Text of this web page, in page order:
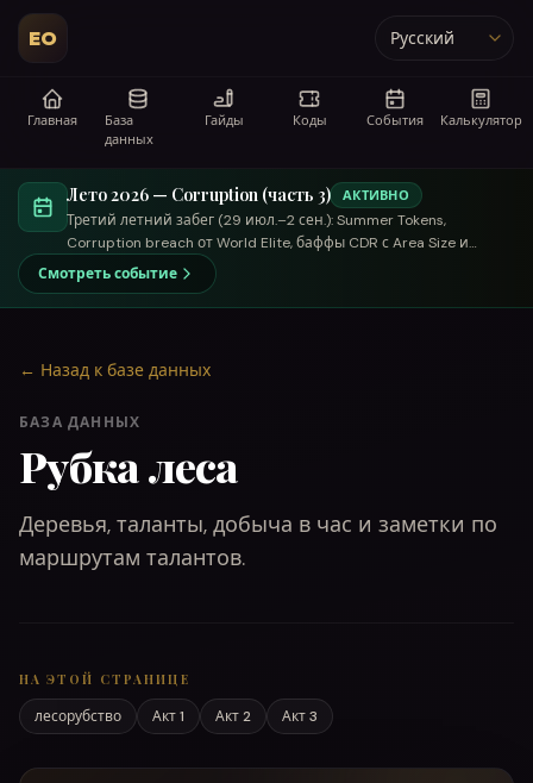
EO Язык
Главная
База
данных
Гайды Коды События Калькулятор
Лето 2026 — Corruption (часть 3) АКТИВНО
Третий летний забег (29 июл.–2 сен.): Summer Tokens,
Corruption breach от World Elite, баффы CDR с Area Size и
торговый летний купец.
Смотреть событие
← Назад к базе данных
БАЗА ДАННЫХ
Рубка леса
Деревья, таланты, добыча в час и заметки по
маршрутам талантов.
НА ЭТОЙ СТРАНИЦЕ
лесорубство Акт 1 Акт 2 Акт 3